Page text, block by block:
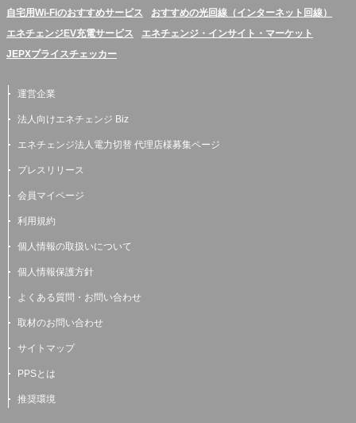
自宅用Wi-Fiのおすすめサービス
おすすめの光回線（インターネット回線）
エネチェンジEV充電サービス
エネチェンジ・インサイト・マーケット
JEPXプライスチェッカー
運営企業
法人向けエネチェンジ Biz
エネチェンジ法人電力切替 代理店様募集ページ
プレスリリース
会員マイページ
利用規約
個人情報の取扱いについて
個人情報保護方針
よくある質問・お問い合わせ
取材のお問い合わせ
サイトマップ
PPSとは
推奨環境